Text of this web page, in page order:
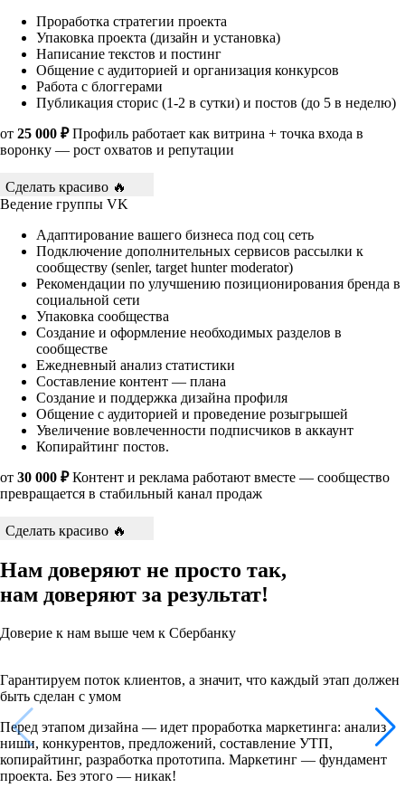
Проработка стратегии проекта
Упаковка проекта (дизайн и установка)
Написание текстов и постинг
Общение с аудиторией и организация конкурсов
Работа с блоггерами
Публикация сторис (1-2 в сутки) и постов (до 5 в неделю)
от 25 000 ₽Профиль работает как витрина + точка входа в
воронку — рост охватов и репутации
Сделать красиво 🔥
Ведение группы VK
Адаптирование вашего бизнеса под соц сеть
Подключение дополнительных сервисов рассылки к
сообществу (senler, target hunter moderator)
Рекомендации по улучшению позиционирования бренда в
социальной сети
Упаковка сообщества
Создание и оформление необходимых разделов в
сообществе
Ежедневный анализ статистики
Составление контент — плана
Создание и поддержка дизайна профиля
Общение с аудиторией и проведение розыгрышей
Увеличение вовлеченности подписчиков в аккаунт
Копирайтинг постов.
от 30 000 ₽Контент и реклама работают вместе — сообщество
превращается в стабильный канал продаж
Сделать красиво 🔥
Нам доверяют не просто так,
нам доверяют за результат!
Доверие к нам выше чем к Сбербанку
Гарантируем поток клиентов, а значит, что каждый этап должен
быть сделан с умом
Перед этапом дизайна — идет проработка маркетинга: анализ
ниши, конкурентов, предложений, составление УТП,
копирайтинг, разработка прототипа. Маркетинг — фундамент
проекта. Без этого — никак!